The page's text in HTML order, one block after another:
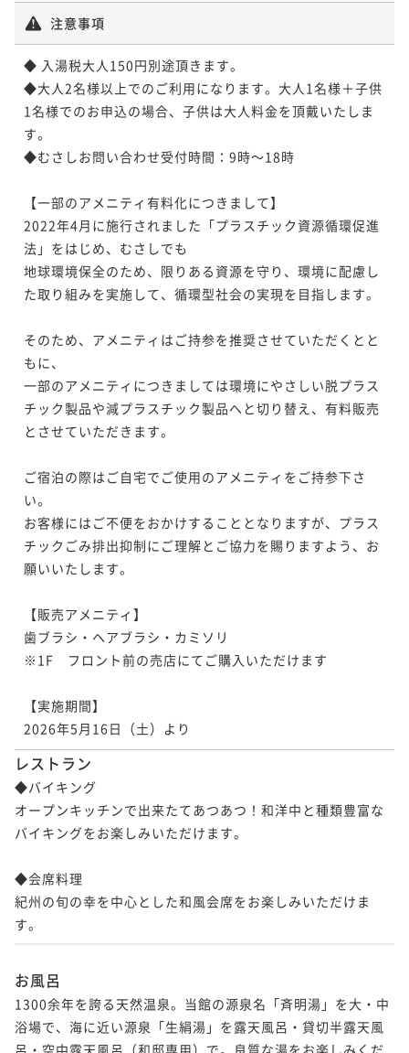
注意事項
◆ 入湯税大人150円別途頂きます。
◆大人2名様以上でのご利用になります。大人1名様＋子供
1名様でのお申込の場合、子供は大人料金を頂戴いたしま
す。
◆むさしお問い合わせ受付時間：9時～18時
【一部のアメニティ有料化につきまして】
2022年4月に施行されました「プラスチック資源循環促進
法」をはじめ、むさしでも
地球環境保全のため、限りある資源を守り、環境に配慮し
た取り組みを実施して、循環型社会の実現を目指します。
そのため、アメニティはご持参を推奨させていただくとと
もに、
一部のアメニティにつきましては環境にやさしい脱プラス
チック製品や減プラスチック製品へと切り替え、有料販売
とさせていただきます。
ご宿泊の際はご自宅でご使用のアメニティをご持参下さ
い。
お客様にはご不便をおかけすることとなりますが、プラス
チックごみ排出抑制にご理解とご協力を賜りますよう、お
願いいたします。
【販売アメニティ】
歯ブラシ・ヘアブラシ・カミソリ
※1F　フロント前の売店にてご購入いただけます
【実施期間】
2026年5月16日（土）より
レストラン
◆バイキング
オープンキッチンで出来たてあつあつ！和洋中と種類豊富な
バイキングをお楽しみいただけます。
◆会席料理
紀州の旬の幸を中心とした和風会席をお楽しみいただけま
す。
お風呂
1300余年を誇る天然温泉。当館の源泉名「斉明湯」を大・中
浴場で、海に近い源泉「生絹湯」を露天風呂・貸切半露天風
呂・空中露天風呂（和邸専用）で。良質な湯をお楽しみくだ